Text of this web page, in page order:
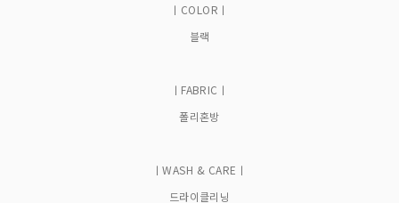
ㅣCOLORㅣ
블랙
ㅣFABRICㅣ
폴리혼방
ㅣWASH & CAREㅣ
드라이클리닝